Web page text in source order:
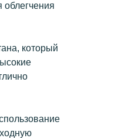
облегчения
который